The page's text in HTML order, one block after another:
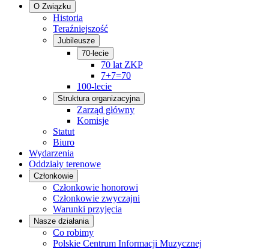
O Związku
Historia
Teraźniejszość
Jubileusze
70-lecie
70 lat ZKP
7+7=70
100-lecie
Struktura organizacyjna
Zarząd główny
Komisje
Statut
Biuro
Wydarzenia
Oddziały terenowe
Członkowie
Członkowie honorowi
Członkowie zwyczajni
Warunki przyjęcia
Nasze działania
Co robimy
Polskie Centrum Informacji Muzycznej